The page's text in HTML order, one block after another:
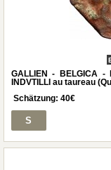
GALLIEN - BELGICA -
INDVTILLI au taureau
Schätzung: 40€
S